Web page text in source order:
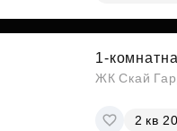
1-
ЖК Скай
2 кв